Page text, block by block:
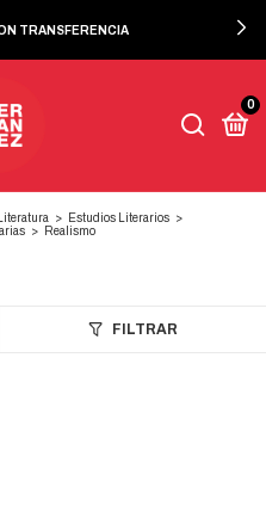
TRANSFERENCIA
0
Literatura > Estudios Literarios >
> Realismo
FILTRAR